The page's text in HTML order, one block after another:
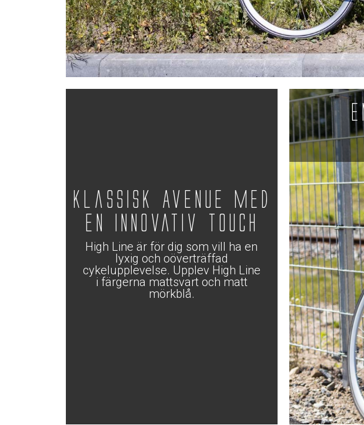
Klassisk Avenue med
en innovativ touch
High Line är för dig som vill ha en
lyxig och oöverträffad
cykelupplevelse. Upplev High Line
i färgerna mattsvart och matt
mörkblå.